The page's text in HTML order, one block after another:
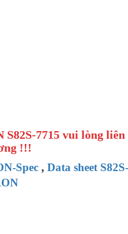
7715 vui lòng
!!!
Spec , Data sheet